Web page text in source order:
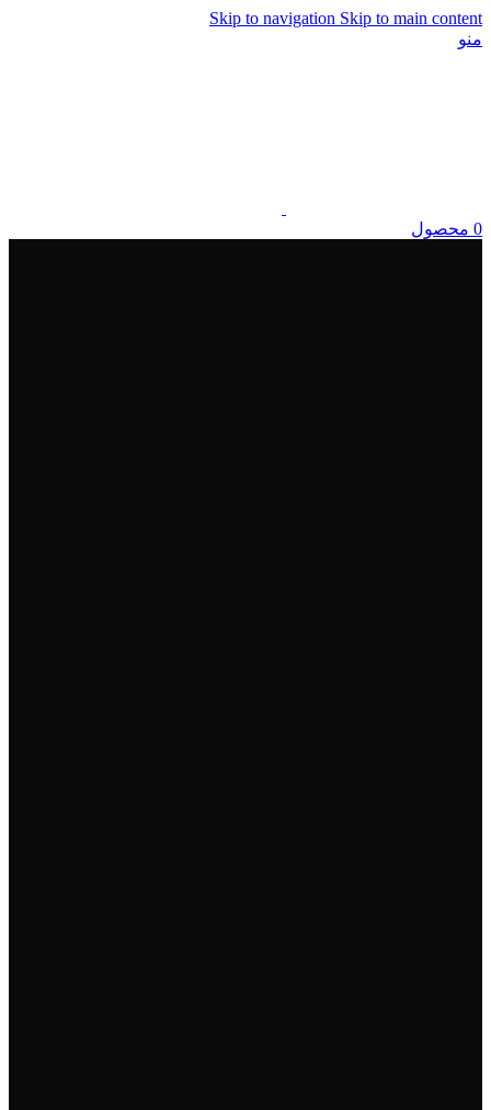
Skip to navigation Skip to main content
منو
0 محصول